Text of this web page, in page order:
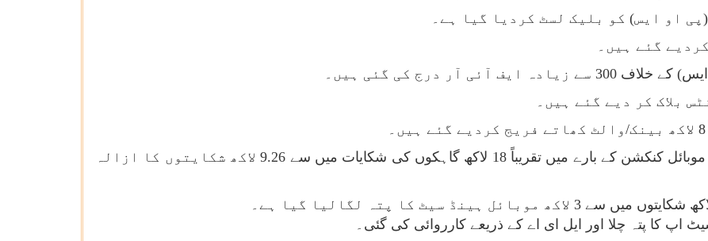
. دھوکہ دہی سے ان کے نام پر رجسٹرڈ موبائل کنکشن کے بارے میں تقریباً 18 لاکھ گاہکوں کی شکایات میں سے 9.26 لاکھ شکایتوں کا ازالہ